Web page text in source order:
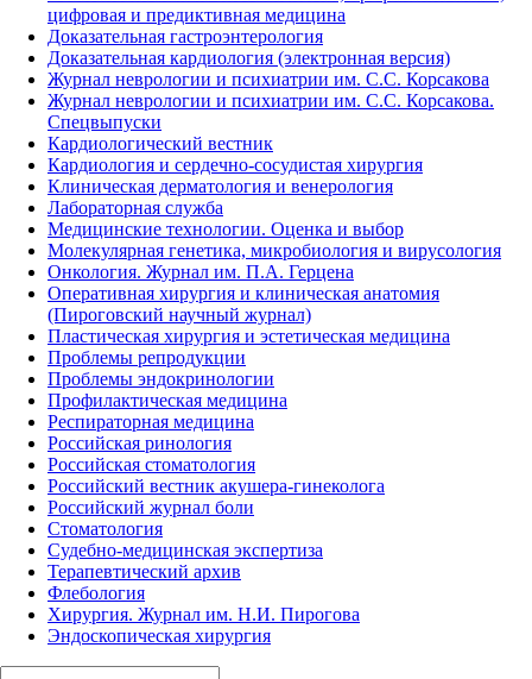
цифровая и предиктивная медицина
Доказательная гастроэнтерология
Доказательная кардиология (электронная версия)
Журнал неврологии и психиатрии им. С.С. Корсакова
Журнал неврологии и психиатрии им. С.С. Корсакова.
Спецвыпуски
Кардиологический вестник
Кардиология и сердечно-сосудистая хирургия
Клиническая дерматология и венерология
Лабораторная служба
Медицинские технологии. Оценка и выбор
Молекулярная генетика, микробиология и вирусология
Онкология. Журнал им. П.А. Герцена
Оперативная хирургия и клиническая анатомия
(Пироговский научный журнал)
Пластическая хирургия и эстетическая медицина
Проблемы репродукции
Проблемы эндокринологии
Профилактическая медицина
Респираторная медицина
Российская ринология
Российская стоматология
Российский вестник акушера-гинеколога
Российский журнал боли
Стоматология
Судебно-медицинская экспертиза
Терапевтический архив
Флебология
Хирургия. Журнал им. Н.И. Пирогова
Эндоскопическая хирургия